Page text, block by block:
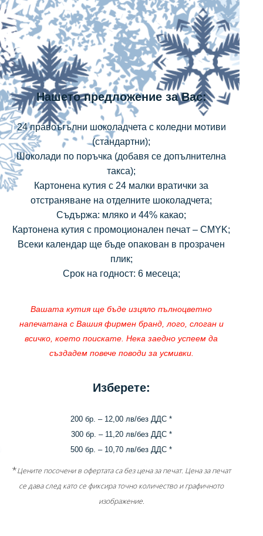
Нашето предложение за Вас:
24 правоъгълни шоколадчета с коледни мотиви
(стандартни);
Шоколади по поръчка (добавя се допълнителна
такса);
Картонена кутия с 24 малки вратички за
отстраняване на отделните шоколадчета;
Съдържа: мляко и 44% какао;
Картонена кутия с промоционален печат – CMYK;
Всеки календар ще бъде опакован в прозрачен
плик;
Срок на годност: 6 месеца;
Вашата кутия ще бъде изцяло пълноцветно
напечатана с Вашия фирмен бранд, лого, слоган и
всичко, което поискате. Нека заедно успеем да
създадем повече поводи за усмивки.
Изберете:
200 бр. – 12,00 лв/без ДДС *
300 бр. – 11,20 лв/без ДДС *
500 бр. – 10,70 лв/без ДДС *
*Цените посочени в офертата са без цена за печат. Цена за печат
се дава след като се фиксира точно количество и графичното
изображение.